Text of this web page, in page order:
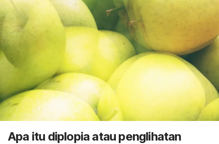
Apa itu diplopia atau penglihatan